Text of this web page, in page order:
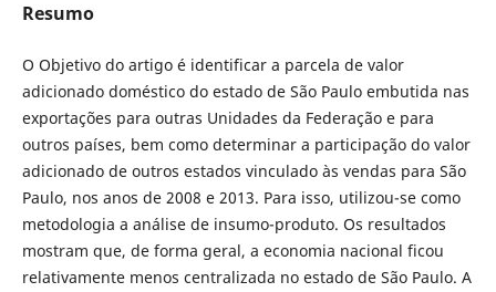
Resumo
O Objetivo do artigo é identificar a parcela de valor
adicionado doméstico do estado de São Paulo embutida nas
exportações para outras Unidades da Federação e para
outros países, bem como determinar a participação do valor
adicionado de outros estados vinculado às vendas para São
Paulo, nos anos de 2008 e 2013. Para isso, utilizou-se como
metodologia a análise de insumo-produto. Os resultados
mostram que, de forma geral, a economia nacional ficou
relativamente menos centralizada no estado de São Paulo. A